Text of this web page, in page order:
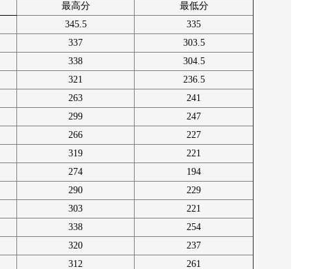
最高分
最低分
345.5
335
337
303.5
338
304.5
321
236.5
263
241
299
247
266
227
319
221
274
194
290
229
303
221
338
254
320
237
312 261